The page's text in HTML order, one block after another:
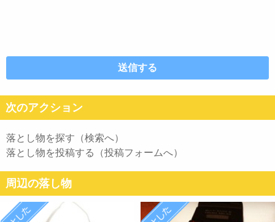
次のアクション
落とし物を探す（検索へ）
落とし物を投稿する（投稿フォームへ）
周辺の落し物